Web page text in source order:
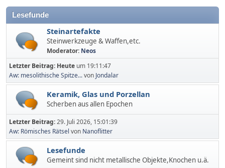
Lesefunde
Steinartefakte
Steinwerkzeuge & Waffen,etc.
Moderator: Neos
Letzter Beitrag: Heute um 19:11:47
Aw: mesolithische Spitze...von Jondalar
Keramik, Glas und Porzellan
Scherben aus allen Epochen
Letzter Beitrag:29. Juli 2026, 15:01:39
Aw: Römisches Rätsel von Nanoflitter
Lesefunde
Gemeint sind nicht metallische Objekte,Knochen u.ä.